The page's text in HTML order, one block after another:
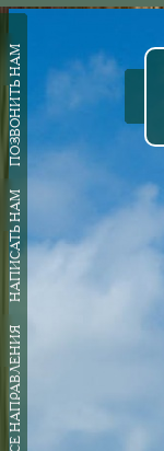
ПОЗВОНИТЬ НАМ
НАПИСАТЬ НАМ
ВСЕ НАПРАВЛЕНИЯ